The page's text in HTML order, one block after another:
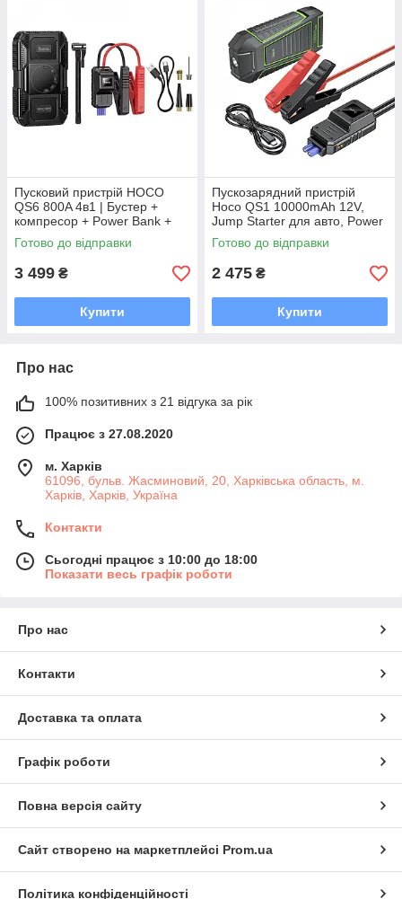
Пусковий пристрій HOCO
QS6 800A 4в1 | Бустер +
компресор + Power Bank +
ліхтар
Готово до відправки
3 499 ₴
Купити
Пускозарядний пристрій
Hoco QS1 10000mAh 12V,
Jump Starter для авто, Power
Bank, LED-ліхтар, запуск
двигуна до 4.0л бензин/2.0л
Готово до відправки
2 475 ₴
Купити
Про нас
100% позитивних з 21 відгука за рік
Працює з 27.08.2020
м. Харків
61096, бульв. Жасминовий, 20, Харківська область, м.
Харків, Харків, Україна
Контакти
Сьогодні працює з 10:00 до 18:00
Показати весь графік роботи
Про нас
Контакти
Доставка та оплата
Графік роботи
Повна версія сайту
Сайт створено на маркетплейсі Prom.ua
Політика конфіденційності